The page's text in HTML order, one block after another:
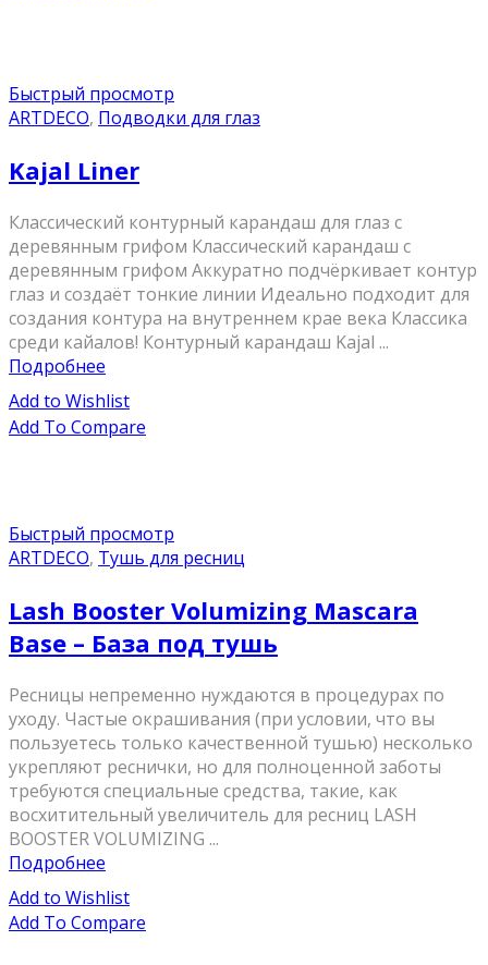
Быстрый просмотр
ARTDECO, Подводки для глаз
Kajal Liner
Классический контурный карандаш для глаз с
деревянным грифом Классический карандаш с
деревянным грифом Аккуратно подчёркивает контур
глаз и создаёт тонкие линии Идеально подходит для
создания контура на внутреннем крае века Классика
среди кайалов! Контурный карандаш Kajal ...
Подробнее
Add to Wishlist
Add To Compare
Быстрый просмотр
ARTDECO, Тушь для ресниц
Lash Booster Volumizing Mascara
Base – База под тушь
Ресницы непременно нуждаются в процедурах по
уходу. Частые окрашивания (при условии, что вы
пользуетесь только качественной тушью) несколько
укрепляют реснички, но для полноценной заботы
требуются специальные средства, такие, как
восхитительный увеличитель для ресниц LASH
BOOSTER VOLUMIZING ...
Подробнее
Add to Wishlist
Add To Compare